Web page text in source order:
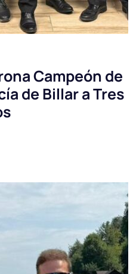
Campeón de
de Billar a Tres